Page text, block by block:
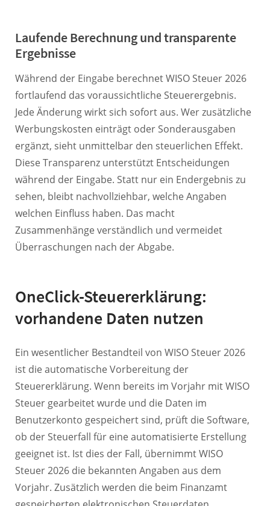
Laufende Berechnung und transparente
Ergebnisse
Während der Eingabe berechnet WISO Steuer 2026
fortlaufend das voraussichtliche Steuerergebnis.
Jede Änderung wirkt sich sofort aus. Wer zusätzliche
Werbungskosten einträgt oder Sonderausgaben
ergänzt, sieht unmittelbar den steuerlichen Effekt.
Diese Transparenz unterstützt Entscheidungen
während der Eingabe. Statt nur ein Endergebnis zu
sehen, bleibt nachvollziehbar, welche Angaben
welchen Einfluss haben. Das macht
Zusammenhänge verständlich und vermeidet
Überraschungen nach der Abgabe.
OneClick-Steuererklärung:
vorhandene Daten nutzen
Ein wesentlicher Bestandteil von WISO Steuer 2026
ist die automatische Vorbereitung der
Steuererklärung. Wenn bereits im Vorjahr mit WISO
Steuer gearbeitet wurde und die Daten im
Benutzerkonto gespeichert sind, prüft die Software,
ob der Steuerfall für eine automatisierte Erstellung
geeignet ist. Ist dies der Fall, übernimmt WISO
Steuer 2026 die bekannten Angaben aus dem
Vorjahr. Zusätzlich werden die beim Finanzamt